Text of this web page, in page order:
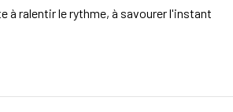
à ralentir le rythme, à savourer l'instant